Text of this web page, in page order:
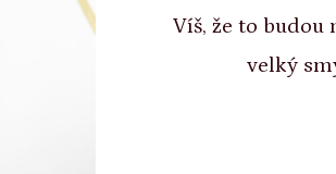
Víš, že to budou
velký